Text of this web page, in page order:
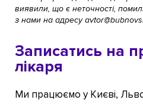
виявили, що є неточності,
з нами на адресу
Записатись на
лікаря
Ми працюємо у Києві,